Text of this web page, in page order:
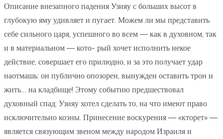
Описание внезапного падения Узияу с больших высот в
глубокую яму удивляет и пугает. Можем ли мы представить
себе сильного царя, успешного во всем — как в духовном, так
и в материальном — кото- рый хочет исполнить некое
действие, совершает его прилюдно, и за это получает удар
наотмашь: он публично опозорен, вынужден оставить трон и
жить… на кладбище! Этому событию предшествовал
духовный спад: Узияу хотел сделать то, на что имеют право
исключительно коэны. Принесение воскурения — «кторет» —
является связующим звеном между народом Израиля и